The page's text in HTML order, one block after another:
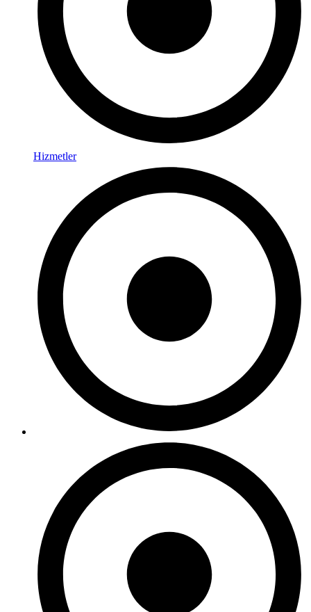
Hizmetler